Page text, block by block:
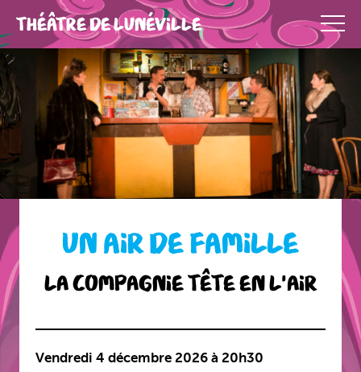
UN AIR DE FAMILLE
La compagnie tête en l'air
Vendredi 4 décembre 2026 à 20h30
THÉÂTRE DE LUNÉVILLE